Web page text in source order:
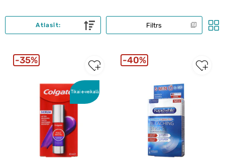
Filtrs
Atlasīt:
Tikai e-veikalā
35% 40%